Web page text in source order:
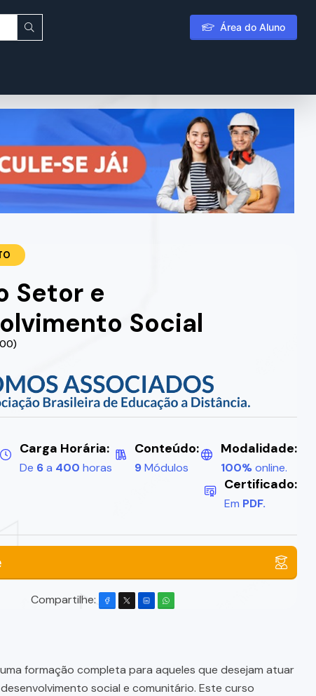
Área do Aluno
Setor e
Social
Carga Horária:
De 6a 400 horas
Conteúdo:
9Módulos
Modalidade:
100%online.
Certificado:
Em PDF.
Compartilhe:
formação completa para aqueles que desejam atuar
social e comunitário. Este curso